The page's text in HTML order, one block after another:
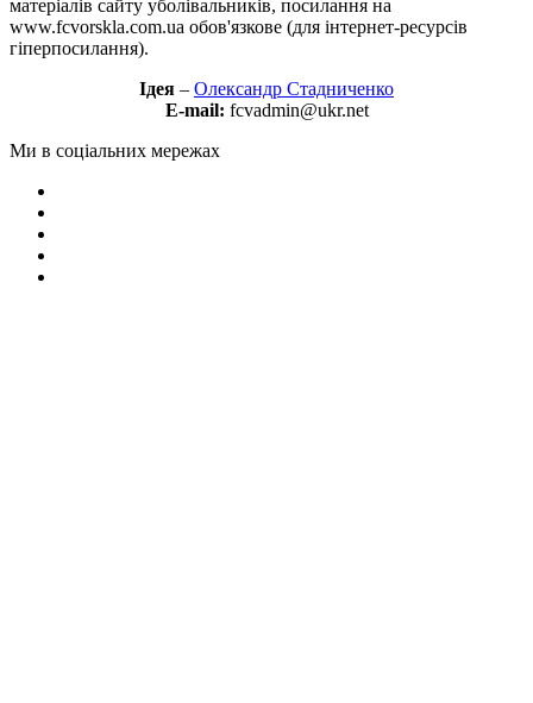
матеріалів сайту уболівальників, посилання на
www.fcvorskla.com.ua обов'язкове (для інтернет-ресурсів
гіперпосилання).
Ідея – Олександр Стадниченко
E-mail: fcvadmin@ukr.net
Ми в соціальних мережах